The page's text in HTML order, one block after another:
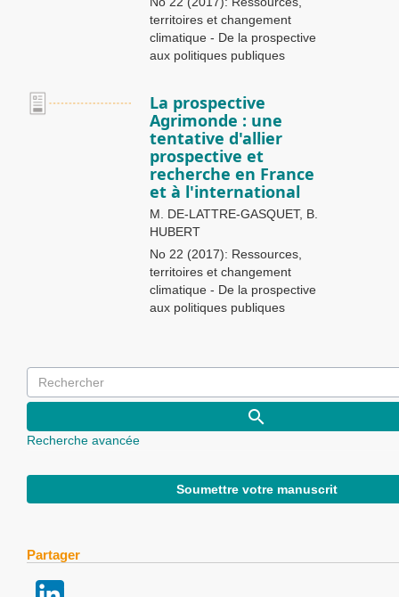
territoires et changement
climatique - De la prospective
aux politiques publiques
La prospective
Agrimonde : une
tentative d'allier
prospective et
recherche en France
et à l'international
M. DE-LATTRE-GASQUET, B.
HUBERT
No 22 (2017): Ressources,
territoires et changement
climatique - De la prospective
aux politiques publiques
Recherche avancée
Soumettre votre manuscrit
Partager